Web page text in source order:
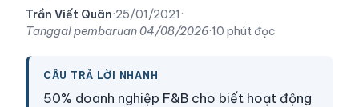
Trần Viết Quân·25/01/2021 ·
Tanggal pembaruan04/08/2026·10 phút đọc
CÂU TRẢ LỜI NHANH
50% doanh nghiệp F&B cho biết hoạt động